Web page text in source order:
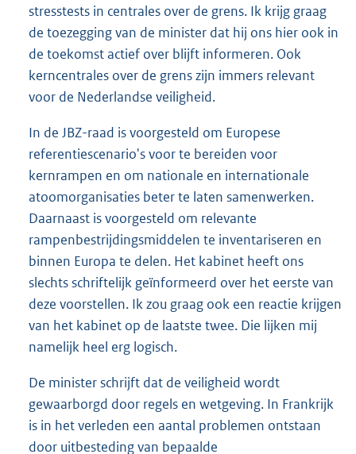
stresstests in centrales over de grens. Ik krijg graag
de toezegging van de minister dat hij ons hier ook in
de toekomst actief over blijft informeren. Ook
kerncentrales over de grens zijn immers relevant
voor de Nederlandse veiligheid.
In de JBZ-raad is voorgesteld om Europese
referentiescenario's voor te bereiden voor
kernrampen en om nationale en internationale
atoomorganisaties beter te laten samenwerken.
Daarnaast is voorgesteld om relevante
rampenbestrijdingsmiddelen te inventariseren en
binnen Europa te delen. Het kabinet heeft ons
slechts schriftelijk geïnformeerd over het eerste van
deze voorstellen. Ik zou graag ook een reactie krijgen
van het kabinet op de laatste twee. Die lijken mij
namelijk heel erg logisch.
De minister schrijft dat de veiligheid wordt
gewaarborgd door regels en wetgeving. In Frankrijk
is in het verleden een aantal problemen ontstaan
door uitbesteding van bepaalde